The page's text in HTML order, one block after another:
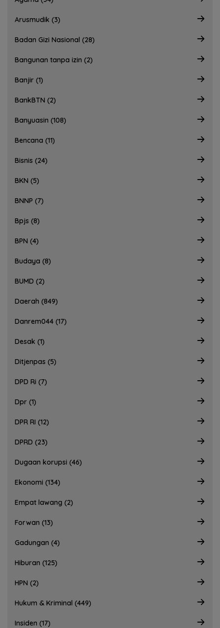
Arusmudik (3)
Badan Gizi Nasional (28)
Bangunan tanpa izin (2)
Banjir (1)
BankBTN (2)
Banyuasin (108)
Bencana (11)
Bisnis (24)
BKN (5)
BNNP (7)
Bpjs (8)
BPN (4)
Budaya (8)
BUMD (2)
Daerah (849)
Danrem044 (17)
Desak (1)
Ditjenpas (5)
DPD Ri (7)
Dpr (1)
DPR RI (12)
DPRD (23)
Dugaan korupsi (46)
Ekonomi (134)
Empat lawang (2)
Forwan (13)
Gadungan (4)
Hiburan (125)
HPN (2)
Hukum & Kriminal (449)
Insiden (17)